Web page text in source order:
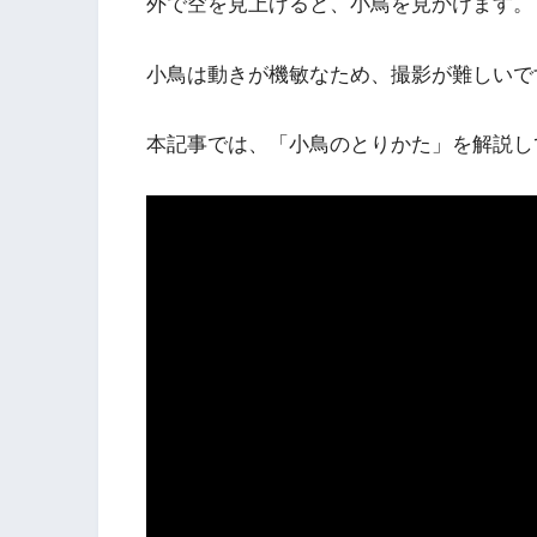
小鳥は動きが機敏なため、撮影が難しいで
本記事では、「小鳥のとりかた」を解説し